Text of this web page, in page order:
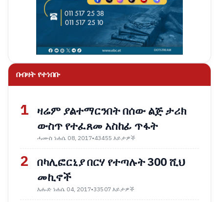
በብዛት የተነበቡ
1 ዛሬም ያልተማርንበት በሰው ልጅ ታሪክ
ውስጥ የተፈጸመ አስከፊ ጥፋት
ሓሙስ ነሐሴ 08, 2017•43455 እይታዎች
2 በካሊፎርኒያ በርሃ የተጣሉት 300 ሺህ
መኪኖች
እሑድ ነሐሴ 04, 2017•33507 እይታዎች